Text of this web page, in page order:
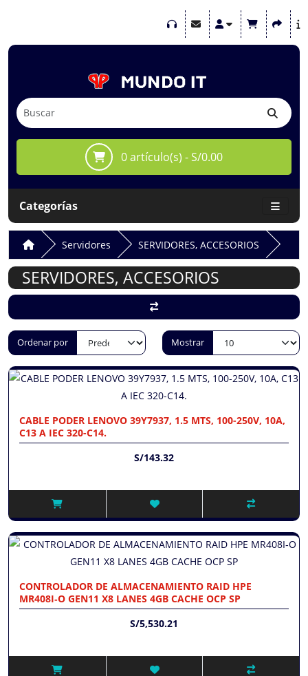
0 artículo(s) - S/0.00
Categorías
Servidores SERVIDORES, ACCESORIOS
SERVIDORES, ACCESORIOS
Ordenar por Mostrar
CABLE PODER LENOVO 39Y7937, 1.5 MTS, 100-250V, 10A,
C13 A IEC 320-C14.
S/143.32
CONTROLADOR DE ALMACENAMIENTO RAID HPE
MR408I‑O GEN11 X8 LANES 4GB CACHE OCP SP
S/5,530.21